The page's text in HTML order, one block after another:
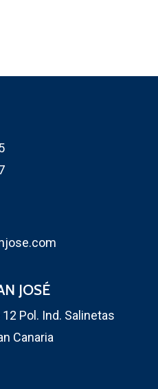
JOSÉ
Pol. Ind. Salinetas
Canaria